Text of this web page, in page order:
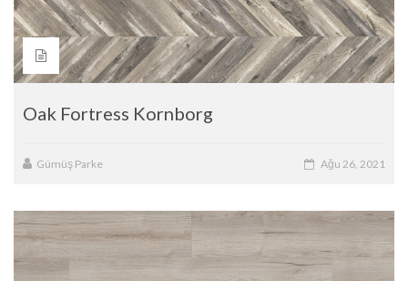
Oak Fortress Kornborg
Gümüş Parke Ağu 26, 2021